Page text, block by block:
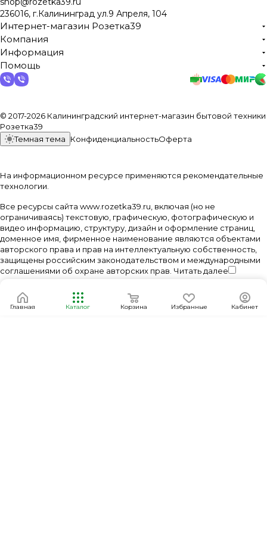
236016, г.Калининград ул.9 Апреля, 104
Интернет-магазин Розетка39
Компания
Информация
Помощь
© 2017-2026 Калининградский интернет-магазин бытовой техники
Розетка39
Темная тема
КонфиденциальностьОферта
На информационном ресурсе применяются рекомендательные
технологии
Все ресурсы сайта www.rozetka39.ru, включая (но не
ограничиваясь) текстовую, графическую, фотографическую и
видео информацию, структуру, дизайн и оформление страниц,
доменное имя, фирменное наименование являются объектами
авторского права и прав на интеллектуальную собственность,
защищены российским законодательством и международными
соглашениями об охране авторских прав. Читать далее
Главная Каталог Корзина Избранные Кабинет